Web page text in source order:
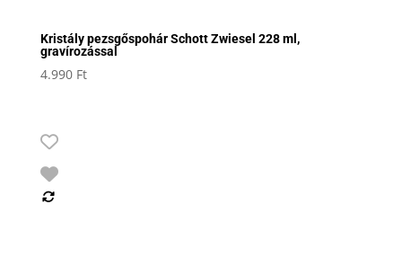
Kristály pezsgőspohár Schott Zwiesel 228 ml,
gravírozással
4.990 Ft